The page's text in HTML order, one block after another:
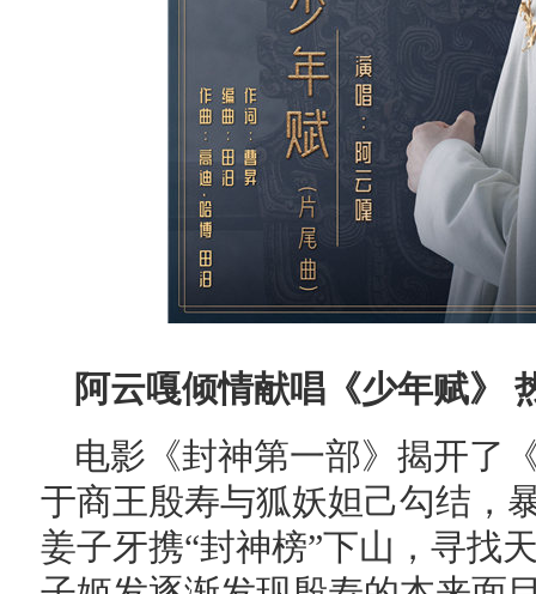
阿云嘎倾情献唱《少年赋》
电影《封神第一部》揭开了
于商王殷寿与狐妖妲己勾结，
姜子牙携“封神榜”下山，寻找